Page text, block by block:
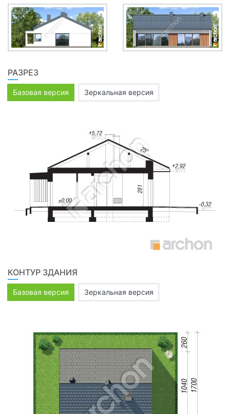
РАЗРЕЗ
Базовая версия Зеркальная версия
КОНТУР ЗДАНИЯ
Базовая версия Зеркальная версия